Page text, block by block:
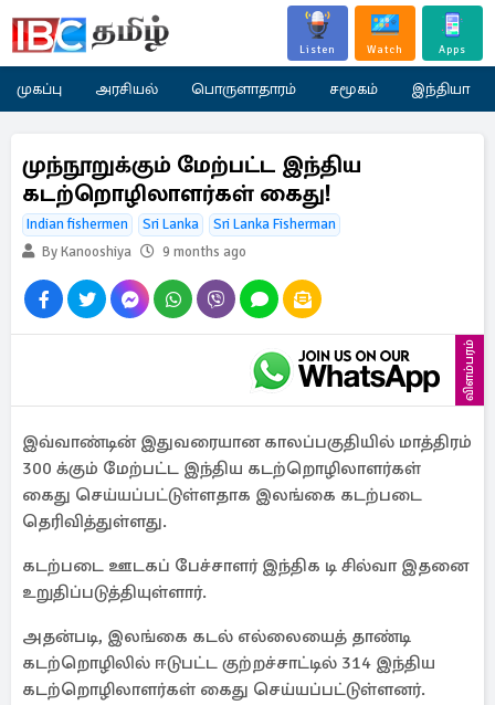
Listen Watch Apps
முகப்பு அரசியல் பொருளாதாரம் சமூகம் இந்தியா
முந்நூறுக்கும் மேற்பட்ட இந்திய
கடற்றொழிலாளர்கள் கைது!
Indian fishermen Sri Lanka
Sri Lanka Fisherman
By Kanooshiya
9 months ago
விளம்பரம்
இவ்வாண்டின் இதுவரையான காலப்பகுதியில் மாத்திரம்
300 க்கும் மேற்பட்ட இந்திய கடற்றொழிலாளர்கள்
கைது செய்யப்பட்டுள்ளதாக இலங்கை கடற்படை
தெரிவித்துள்ளது.
கடற்படை ஊடகப் பேச்சாளர் இந்திக டி சில்வா இதனை
உறுதிப்படுத்தியுள்ளார்.
அதன்படி, இலங்கை கடல் எல்லையைத் தாண்டி
கடற்றொழிலில் ஈடுபட்ட குற்றச்சாட்டில் 314 இந்திய
கடற்றொழிலாளர்கள் கைது செய்யப்பட்டுள்ளனர்.